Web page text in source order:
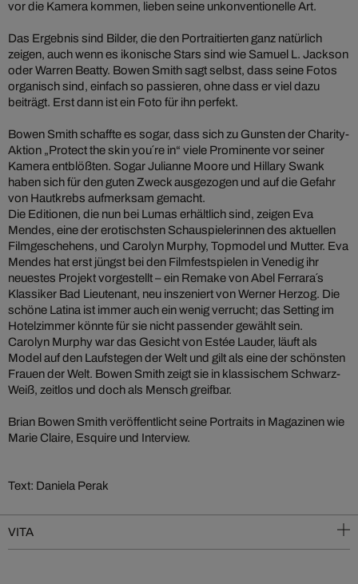
vor die Kamera kommen, lieben seine unkonventionelle Art.
Das Ergebnis sind Bilder, die den Portraitierten ganz natürlich
zeigen, auch wenn es ikonische Stars sind wie Samuel L. Jackson
oder Warren Beatty. Bowen Smith sagt selbst, dass seine Fotos
organisch sind, einfach so passieren, ohne dass er viel dazu
beiträgt. Erst dann ist ein Foto für ihn perfekt.
Bowen Smith schaffte es sogar, dass sich zu Gunsten der Charity-
Aktion „Protect the skin you´re in“ viele Prominente vor seiner
Kamera entblößten. Sogar Julianne Moore und Hillary Swank
haben sich für den guten Zweck ausgezogen und auf die Gefahr
von Hautkrebs aufmerksam gemacht.
Die Editionen, die nun bei Lumas erhältlich sind, zeigen Eva
Mendes, eine der erotischsten Schauspielerinnen des aktuellen
Filmgeschehens, und Carolyn Murphy, Topmodel und Mutter. Eva
Mendes hat erst jüngst bei den Filmfestspielen in Venedig ihr
neuestes Projekt vorgestellt – ein Remake von Abel Ferrara´s
Klassiker Bad Lieutenant, neu inszeniert von Werner Herzog. Die
schöne Latina ist immer auch ein wenig verrucht; das Setting im
Hotelzimmer könnte für sie nicht passender gewählt sein.
Carolyn Murphy war das Gesicht von Estée Lauder, läuft als
Model auf den Laufstegen der Welt und gilt als eine der schönsten
Frauen der Welt. Bowen Smith zeigt sie in klassischem Schwarz-
Weiß, zeitlos und doch als Mensch greifbar.
Brian Bowen Smith veröffentlicht seine Portraits in Magazinen wie
Marie Claire, Esquire und Interview.
Text: Daniela Perak
VITA